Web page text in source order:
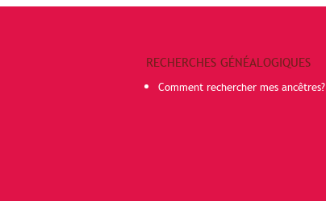
RECHERCHES GÉNÉALOGIQUES
Comment rechercher mes ancêtres?